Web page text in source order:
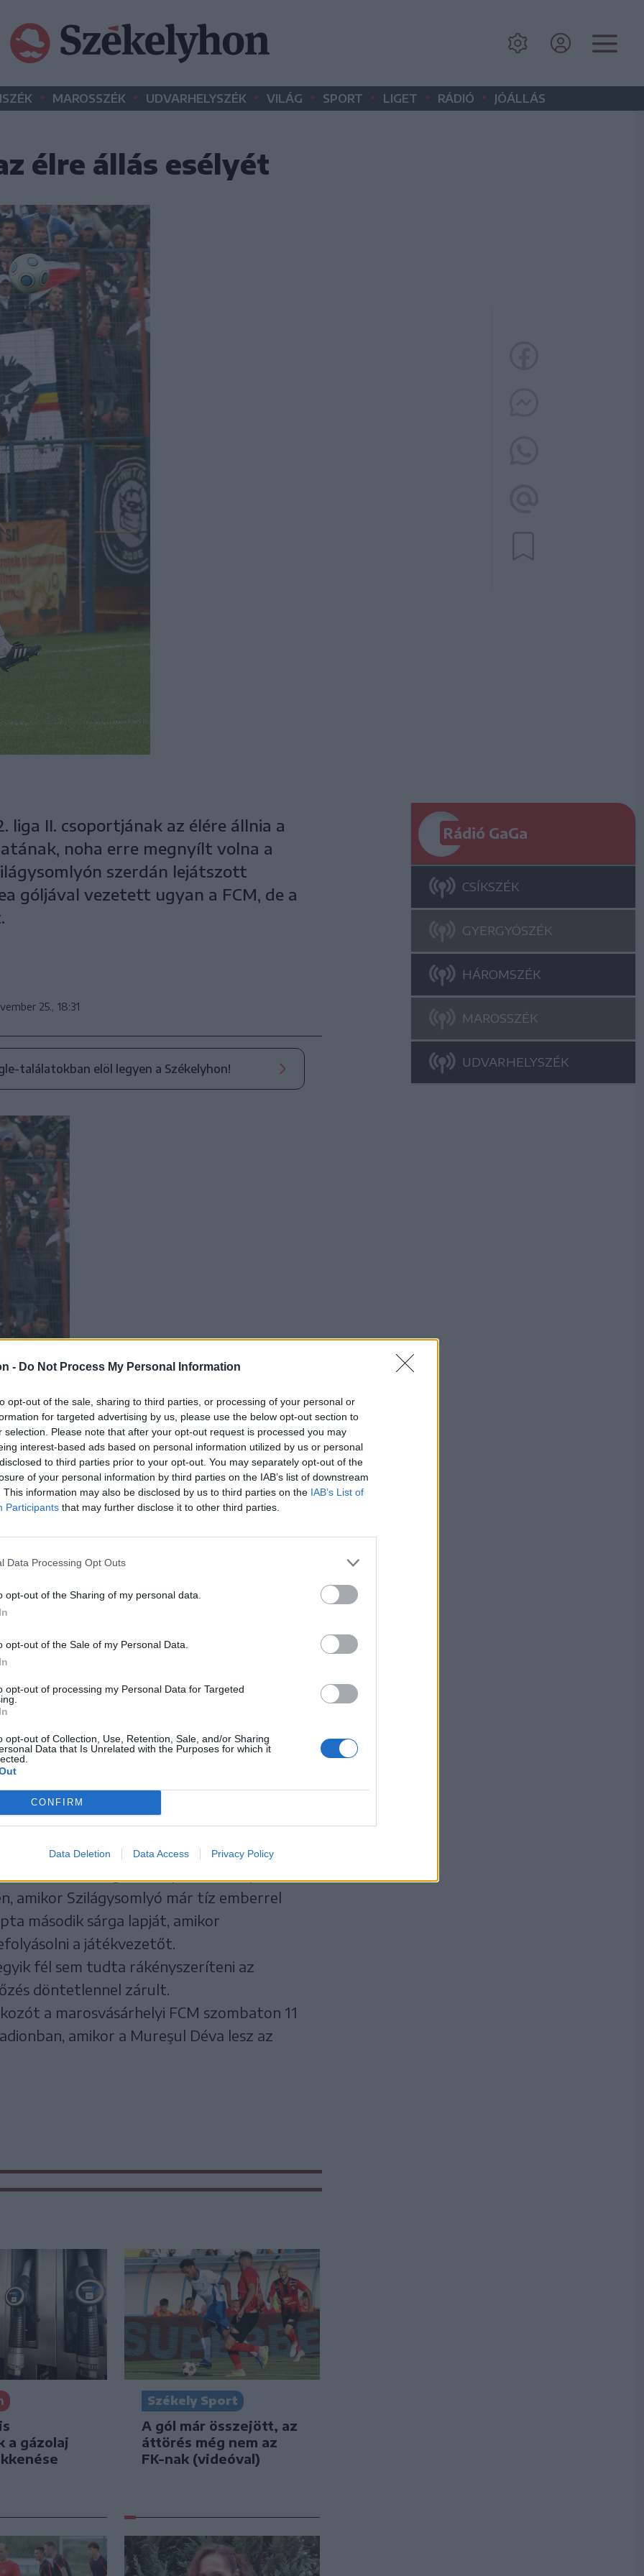
- Do Not Process My Personal Information
opt-out of the sale, sharing to third parties, or processing of your personal or
for targeted advertising by us, please use the below opt-out section to
selection. Please note that after your opt-out request is processed you may
interest-based ads based on personal information utilized by us or personal
to third parties prior to your opt-out. You may separately opt-out of the
of your personal information by third parties on the IAB’s list of downstream
This information may also be disclosed by us to third parties on the IAB’s List of
Participants that may further disclose it to other third parties.
Data Processing Opt Outs
opt-out of the Sharing of my personal data.
opt-out of the Sale of my Personal Data.
opt-out of processing my Personal Data for Targeted
opt-out of Collection, Use, Retention, Sale, and/or Sharing
Data that Is Unrelated with the Purposes for which it
CONFIRM
Data Deletion Data Access Privacy Policy
• MAROSSZÉK • UDVARHELYSZÉK • VILÁG • SPORT • LIGET • RÁDIÓ • JÓÁLLÁS
élre állás esélyét
liga II. csoportjának az élére állnia a
noha erre megnyílt volna a
szerdán lejátszott
góljával vezetett ugyan a FCM, de a
25., 18:31
találatokban elöl legyen a Székelyhon!
Bodea csapata, hogy átvegye a vezetést
döntetlent ért el idegenben. A
nagyon hamar vezetéshez jutottak,
Oneţ elcsúszását, egyedül
kapust.
volt a veszélyesebb, de a házigazdák
Ez végül a 70. percben Lupónak
amikor Szilágysomlyó már tíz emberrel
második sárga lapját, amikor
a játékvezetőt.
fél sem tudta rákényszeríteni az
döntetlennel zárult.
a marosvásárhelyi FCM szombaton 11
amikor a Mureşul Déva lesz az
Rádió GaGa
CSÍKSZÉK
GYERGYÓSZÉK
HÁROMSZÉK
MAROSSZÉK
UDVARHELYSZÉK
a gázolaj
Székely Sport
A gól már összejött, az
áttörés még nem az
FK-nak (videóval)